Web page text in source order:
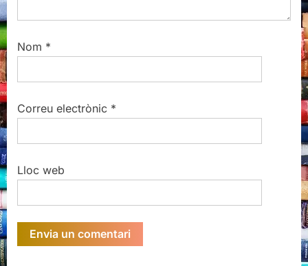
Nom *
Correu electrònic *
Lloc web